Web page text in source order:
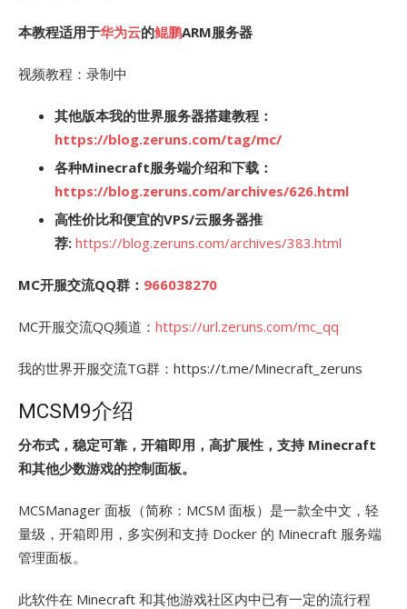
本教程适用于华为云的鲲鹏ARM服务器
视频教程：录制中
其他版本我的世界服务器搭建教程：
https://blog.zeruns.com/tag/mc/
各种Minecraft服务端介绍和下载：
https://blog.zeruns.com/archives/626.html
高性价比和便宜的VPS/云服务器推
荐: https://blog.zeruns.com/archives/383.html
MC开服交流QQ群： 966038270
MC开服交流QQ频道： https://url.zeruns.com/mc_qq
我的世界开服交流TG群：https://t.me/Minecraft_zeruns
MCSM9介绍
分布式，稳定可靠，开箱即用，高扩展性，支持 Minecraft
和其他少数游戏的控制面板。
MCSManager 面板（简称：MCSM 面板）是一款全中文，轻
量级，开箱即用，多实例和支持 Docker 的 Minecraft 服务端
管理面板。
此软件在 Minecraft 和其他游戏社区内中已有一定的流行程